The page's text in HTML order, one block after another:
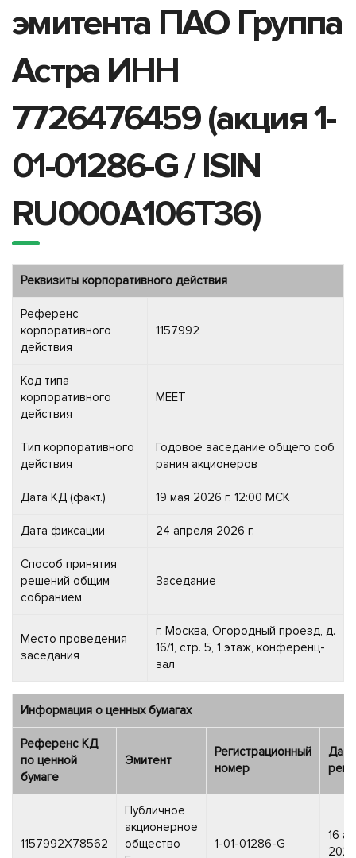
эмитента ПАО Группа
Астра ИНН
7726476459 (акция 1-
01-01286-G / ISIN
RU000A106T36)
Реквизиты корпоративного действия
Референс
корпоративного
действия
1157992
Код типа
корпоративного
действия
MEET
Тип корпоративного
действия
Годовое заседание общего соб
рания акционеров
Дата КД (факт.) 19 мая 2026 г. 12:00 МСК
Дата фиксации 24 апреля 2026 г.
Способ принятия
решений общим
собранием
Заседание
Место проведения
заседания
г. Москва, Огородный проезд, д.
16/1, стр. 5, 1 этаж, конференц-
зал
Информация о ценных бумагах
Референс КД
по ценной
бумаге
Эмитент
Регистрационный
номер
Дата
1157992X78562
Публичное
акционерное
общество
1-01-01286-G
16
2021